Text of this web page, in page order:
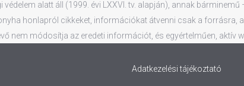
védelem alatt áll (1999. évi LXXVI. tv. alapján), annak
honlapról cikkeket, információkat átvenni csak a forrásra,
nem módosítja az eredeti információt, és egyértelműen, aktív
Adatkezelési tájékoztató